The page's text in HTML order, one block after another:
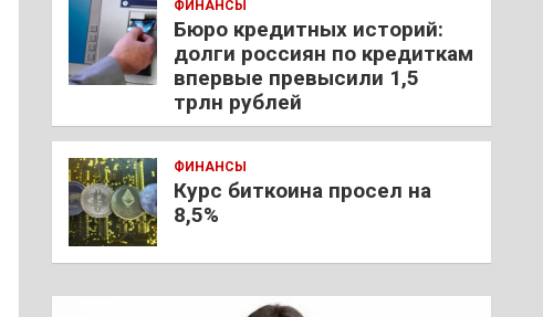
ФИНАНСЫ
Бюро кредитных историй:
долги россиян по кредиткам
впервые превысили 1,5
трлн рублей
ФИНАНСЫ
Курс биткоина просел на
8,5%